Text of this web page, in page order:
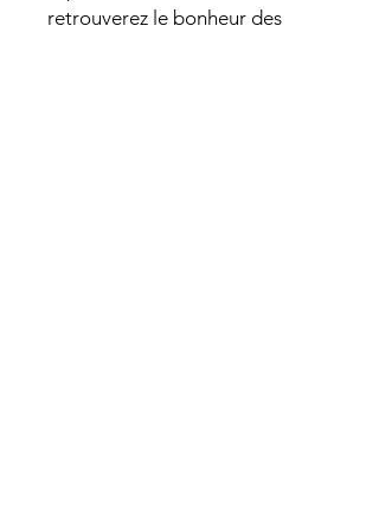
retrouverez le bonheur des